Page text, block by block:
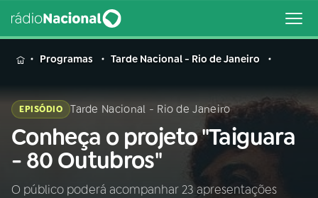
MENU
Buscar
na
Rádio
Nacional
Buscar
Programas Tarde Nacional - Rio de Janeiro
EPISÓDIO Tarde Nacional - Rio de Janeiro
Conheça o projeto "Taiguara
- 80 Outubros"
O público poderá acompanhar 23 apresentações